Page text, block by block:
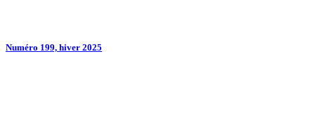
Numéro 199, hiver 2025